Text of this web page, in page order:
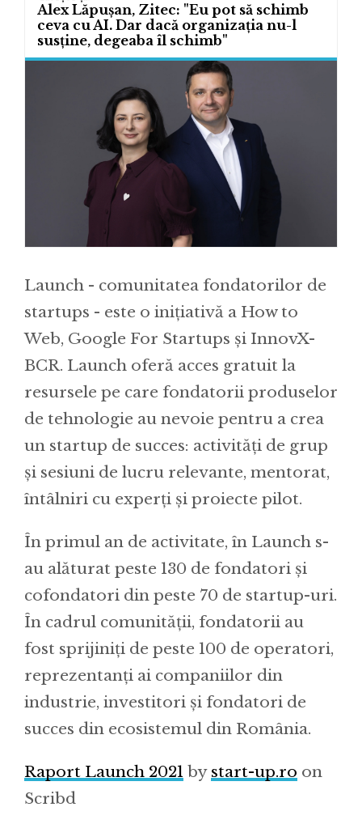
Alex Lăpușan, Zitec: "Eu pot să schimb
ceva cu AI. Dar dacă organizația nu-l
susține, degeaba îl schimb"
Launch - comunitatea fondatorilor de
startups - este o inițiativă a How to
Web, Google For Startups și InnovX-
BCR. Launch oferă acces gratuit la
resursele pe care fondatorii produselor
de tehnologie au nevoie pentru a crea
un startup de succes: activități de grup
și sesiuni de lucru relevante, mentorat,
întâlniri cu experți și proiecte pilot.
În primul an de activitate, în Launch s-
au alăturat peste 130 de fondatori și
cofondatori din peste 70 de startup-uri.
În cadrul comunității, fondatorii au
fost sprijiniți de peste 100 de operatori,
reprezentanți ai companiilor din
industrie, investitori și fondatori de
succes din ecosistemul din România.
Raport Launch 2021 by start-up.ro on
Scribd